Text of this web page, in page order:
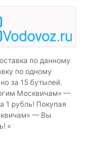
по данному
по одному
за 15 бутылей.
Москвичам» —
1 рубль! Покупая
— Вы
«